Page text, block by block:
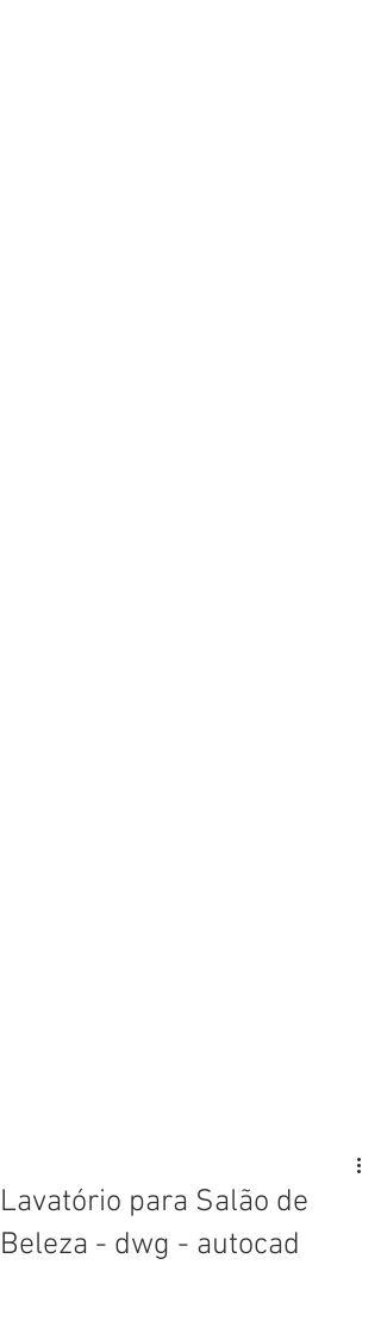
Lavatório para Salão de
Beleza - dwg - autocad